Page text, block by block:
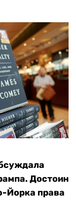
Достоин
Йорка права